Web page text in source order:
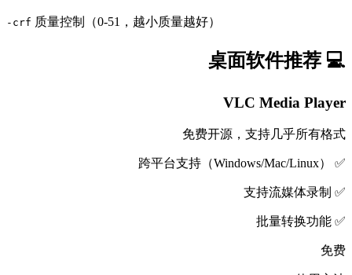
-crf 质量控制（0-51，越小质量越好）
💻 桌面软件推荐
VLC Media Player
免费开源，支持几乎所有格式
✅ 跨平台支持（Windows/Mac/Linux）
✅ 支持流媒体录制
✅ 批量转换功能
免费